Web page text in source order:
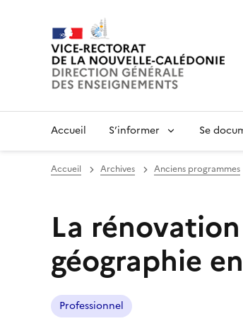
Accueil S’informer Se
Accueil Archives Anciens programmes
La
géographie
Professionnel